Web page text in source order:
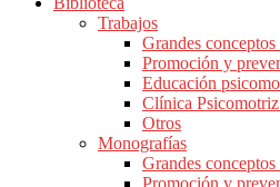
Trabajos
Grandes
Promoción y
Educación
Clínica
Otros
Monografías
Grandes
Promoción y